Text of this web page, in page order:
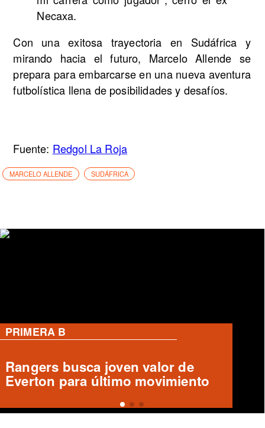
Necaxa.
Con una exitosa trayectoria en Sudáfrica y
mirando hacia el futuro, Marcelo Allende se
prepara para embarcarse en una nueva aventura
futbolística llena de posibilidades y desafíos.
Fuente: Redgol La Roja
MARCELO ALLENDE SUDÁFRICA
PRIMERA B
Deportes Temuco confirma salida
de Arturo Sanhueza